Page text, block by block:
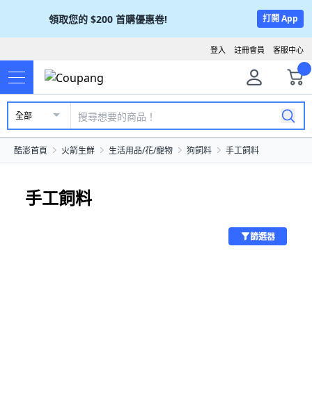
領取您的 $200 首購優惠卷! 打開 App
客服中心
註冊會員
登入
全部
酷澎首頁 火箭生鮮 生活用品/花/寵物 狗飼料 手工飼料
手工飼料
篩選器